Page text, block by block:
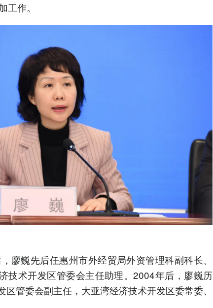
作。
廖巍先后任惠州市外经贸局外资管理科副科长、
技术开发区管委会主任助理。2004年后，廖巍历
管委会副主任，大亚湾经济技术开发区委常委、